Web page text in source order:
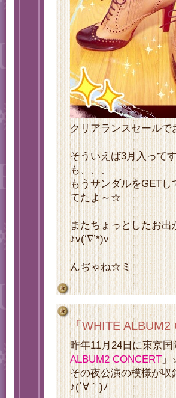
クリアランスセール
そういえば3月入って
も、、、
もうサンダルをGET
てたよ～☆
またちょっとしたお
♪v(‘∇’*)v
んぢゃね☆ミ
「WHITE ALBUM2
昨年11月24日に東京
ALBUM2 CONCERT
その夜公演の模様が
♪(´∀｀)ﾉ